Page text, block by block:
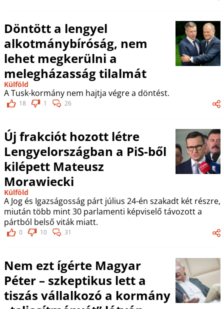
Döntött a lengyel
alkotmánybíróság, nem
lehet megkerülni a
melegházasság tilalmát
Külföld
A Tusk-kormány nem hajtja végre a döntést.
18 1 26
Új frakciót hozott létre
Lengyelországban a PiS-ből
kilépett Mateusz
Morawiecki
Külföld
A Jog és Igazságosság párt július 24-én szakadt két részre,
miután több mint 30 parlamenti képviselő távozott a
pártból belső viták miatt.
0 10 31
Nem ezt ígérte Magyar
Péter – szkeptikus lett a
tiszás vállalkozó a kormány